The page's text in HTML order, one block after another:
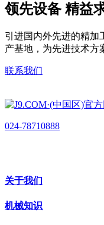
领先设备 精益
引进国内外先进的精加
产基地，为先进技术方
联系我们
024-78710888
关于我们
机械知识